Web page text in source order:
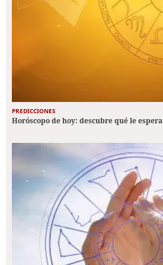
PREDICCIONES
Horóscopo de hoy: descubre qué le